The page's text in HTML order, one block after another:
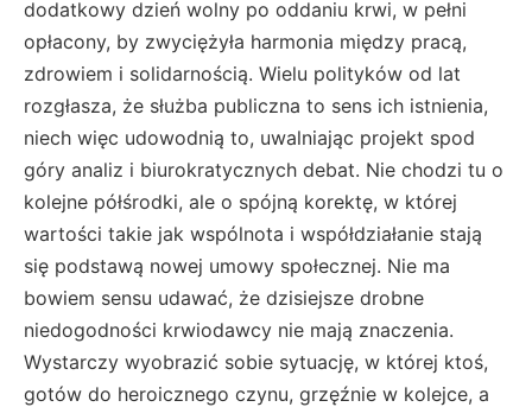
dodatkowy dzień wolny po oddaniu krwi, w pełni
opłacony, by zwyciężyła harmonia między pracą,
zdrowiem i solidarnością. Wielu polityków od lat
rozgłasza, że służba publiczna to sens ich istnienia,
niech więc udowodnią to, uwalniając projekt spod
góry analiz i biurokratycznych debat. Nie chodzi tu o
kolejne półśrodki, ale o spójną korektę, w której
wartości takie jak wspólnota i współdziałanie stają
się podstawą nowej umowy społecznej. Nie ma
bowiem sensu udawać, że dzisiejsze drobne
niedogodności krwiodawcy nie mają znaczenia.
Wystarczy wyobrazić sobie sytuację, w której ktoś,
gotów do heroicznego czynu, grzęźnie w kolejce, a